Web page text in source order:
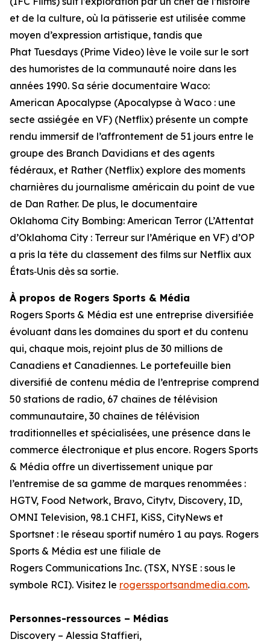
et de la culture, où la pâtisserie est utilisée comme
moyen d’expression artistique, tandis que
Phat Tuesdays (Prime Video) lève le voile sur le sort
des humoristes de la communauté noire dans les
années 1990. Sa série documentaire Waco:
American Apocalypse (Apocalypse à Waco : une
secte assiégée en VF) (Netflix) présente un compte
rendu immersif de l’affrontement de 51 jours entre le
groupe des Branch Davidians et des agents
fédéraux, et Rather (Netflix) explore des moments
charnières du journalisme américain du point de vue
de Dan Rather. De plus, le documentaire
Oklahoma City Bombing: American Terror (L’Attentat
d’Oklahoma City : Terreur sur l’Amérique en VF) d’OP
a pris la tête du classement des films sur Netflix aux
États‑Unis dès sa sortie.
À propos de Rogers Sports & Média
Rogers Sports & Média est une entreprise diversifiée
évoluant dans les domaines du sport et du contenu
qui, chaque mois, rejoint plus de 30 millions de
Canadiens et Canadiennes. Le portefeuille bien
diversifié de contenu média de l’entreprise comprend
50 stations de radio, 67 chaînes de télévision
communautaire, 30 chaînes de télévision
traditionnelles et spécialisées, une présence dans le
commerce électronique et plus encore. Rogers Sports
& Média offre un divertissement unique par
l’entremise de sa gamme de marques renommées :
HGTV, Food Network, Bravo, Citytv, Discovery, ID,
OMNI Television, 98.1 CHFI, KiSS, CityNews et
Sportsnet : le réseau sportif numéro 1 au pays. Rogers
Sports & Média est une filiale de
Rogers Communications Inc. (TSX, NYSE : sous le
symbole RCI). Visitez le rogerssportsandmedia.com.
Personnes-ressources – Médias
Discovery – Alessia Staffieri,